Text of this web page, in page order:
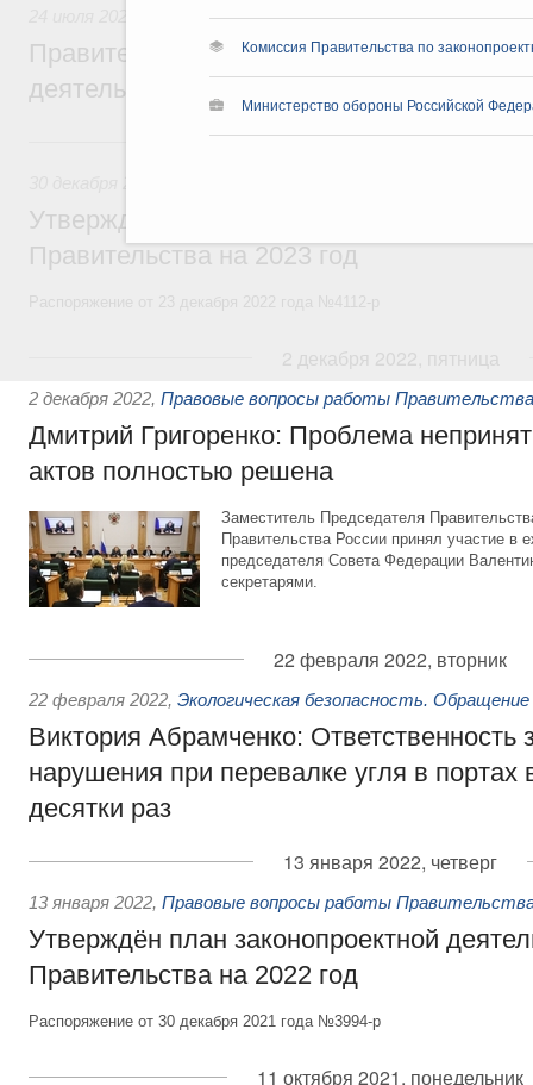
Комиссия Правительства по
Министерство обороны Российской
Правовые вопросы работы Правительства
Правительство повышает качество
деятельности
30 декабря 2022, пятница
Утверждён план законопроектной
Правительства на 2023 год
2 декабря 2022, Правовые вопросы работы
Дмитрий Григоренко: Проблема
актов полностью решена
Заместитель Председателя
Правительства России принял участие в
председателя Совета Федерации
секретарями.
22 февраля 2022, вторник
22 февраля 2022, Экологическая безопасность.
Виктория Абрамченко: Ответственность
нарушения при перевалке угля в портах
десятки раз
13 января 2022, четверг
13 января 2022, Правовые вопросы работы
Утверждён план законопроектной
Правительства на 2022 год
Распоряжение от 30 декабря 2021 года №3994-р
11 октября 2021, понедельник